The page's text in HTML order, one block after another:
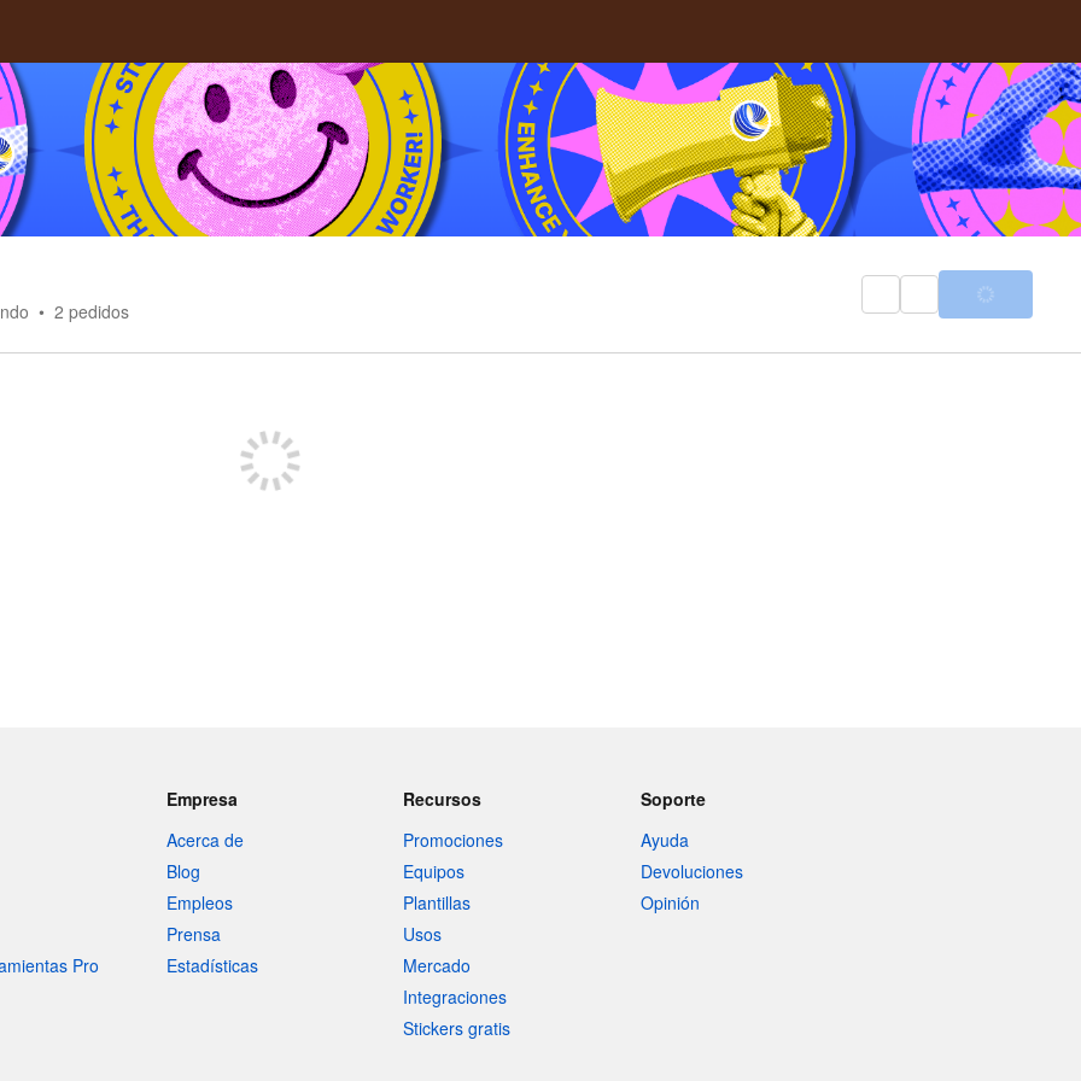
2 pedidos
Pro
Empresa
Acerca de
Blog
Empleos
Prensa
Estadísticas
Recursos
Promociones
Equipos
Plantillas
Usos
Mercado
Integraciones
Stickers gratis
Soporte
Ayuda
Devoluciones
Opinión